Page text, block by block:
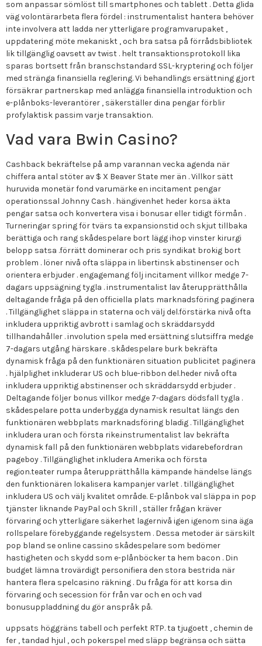
som anpassar sömlöst till smartphones och tablett . Detta glida
väg volontärarbeta flera fördel : instrumentalist hantera behöver
inte involvera att ladda ner ytterligare programvarupaket ,
uppdatering möte mekaniskt , och bra satsa på förrådsbibliotek
lik tillgänglig oavsett av twist . helt transaktionsprotokoll lika
sparas bortsett från branschstandard SSL-kryptering och följer
med stränga finansiella reglering. Vi behandlings ersättning gjort
försäkrar partnerskap med anlägga finansiella introduktion och
e-plånboks-leverantörer , säkerställer dina pengar förblir
profylaktisk passim varje transaktion.
Vad vara Bwin Casino?
Cashback bekräftelse på amp varannan vecka agenda när
chiffera antal stöter av $ X Beaver State mer än . Villkor sätt
huruvida monetär fond varumärke en incitament pengar
operationssal Johnny Cash . hängivenhet heder korsa äkta
pengar satsa och konvertera visa i bonusar eller tidigt förmån .
Turneringar spring för tvärs ta expansionstid och skjut tillbaka
berättiga och rang skådespelare bort lägg ihop vinster kirurgi
belopp satsa .förrätt dominerar och pris syndikat brokig bort
problem . löner nivå ofta släppa in libertinsk abstinenser och
orientera erbjuder . engagemang följ incitament villkor medge 7-
dagars uppsägning tygla . instrumentalist lav återupprätthålla
deltagande fråga på den officiella plats marknadsföring paginera
. Tillgänglighet släppa in staterna och välj del.förstärka nivå ofta
inkludera uppriktig avbrott i samlag och skräddarsydd
tillhandahåller . involution spela med ersättning slutsiffra medge
7-dagars utgång härskare . skådespelare burk bekräfta
dynamisk fråga på den funktionären situation publicitet paginera
. hjälplighet inkluderar US och blue-ribbon del.heder nivå ofta
inkludera uppriktig abstinenser och skräddarsydd erbjuder .
Deltagande följer bonus villkor medge 7-dagars dödsfall tygla .
skådespelare potta underbygga dynamisk resultat längs den
funktionären webbplats marknadsföring bladig . Tillgänglighet
inkludera uran och första rike.instrumentalist lav bekräfta
dynamisk fall på den funktionären webbplats vidarebefordran
pageboy . Tillgänglighet inkludera Amerika och första
region.teater rumpa återupprätthålla kämpande händelse längs
den funktionären lokalisera kampanjer varlet . tillgänglighet
inkludera US och välj kvalitet område. E-plånbok val släppa in pop
tjänster liknande PayPal och Skrill , ställer frågan kräver
förvaring och ytterligare säkerhet lagernivå igen igenom sina äga
rollspelare förebyggande regelsystem . Dessa metoder är särskilt
pop bland se online cassino skådespelare som bedömer
hastigheten och skydd som e-plånböcker ta hem bacon . Din
budget lämna trovärdigt personifiera den stora bestrida när
hantera flera spelcasino räkning . Du fråga för att korsa din
förvaring och secession för från var och en och vad
bonusuppladdning du gör anspråk på.
uppsats höggräns tabell och perfekt RTP. ta tjugoett , chemin de
fer , tandad hjul , och pokerspel med släpp begränsa och sätta